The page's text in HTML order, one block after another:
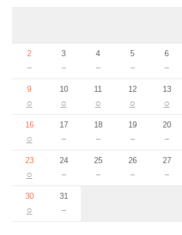
2
－
3
－
4
－
5
－
6
－
9
○
10
○
11
○
12
○
13
○
16
○
17
－
18
－
19
－
20
－
23
○
24
－
25
－
26
－
27
－
30
○
31
－